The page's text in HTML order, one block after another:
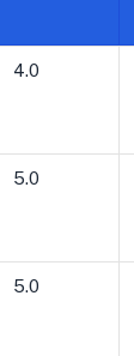
4.0
5.0
5.0